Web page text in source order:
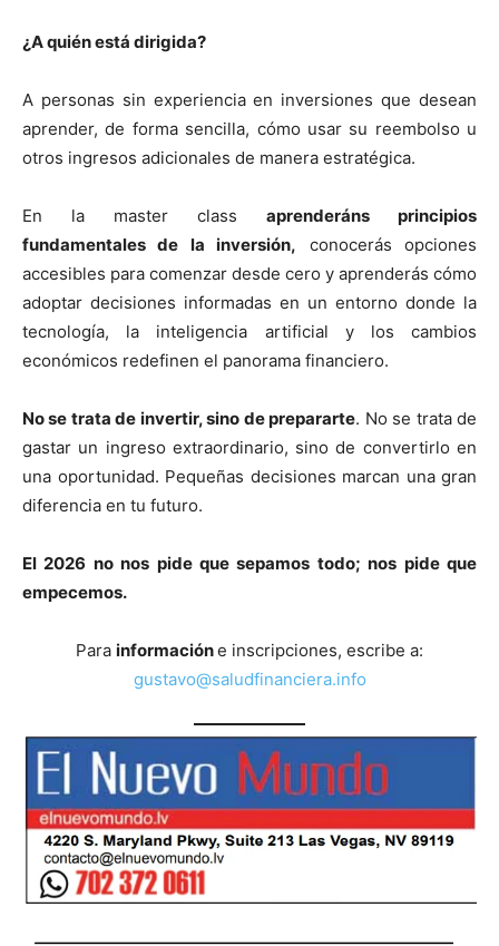
¿A quién está dirigida?
A personas sin experiencia en inversiones que desean
aprender, de forma sencilla, cómo usar su reembolso u
otros ingresos adicionales de manera estratégica.
En la master class aprenderáns principios
fundamentales de la inversión, conocerás opciones
accesibles para comenzar desde cero y aprenderás cómo
adoptar decisiones informadas en un entorno donde la
tecnología, la inteligencia artificial y los cambios
económicos redefinen el panorama financiero.
No se trata de invertir, sino de prepararte. No se trata de
gastar un ingreso extraordinario, sino de convertirlo en
una oportunidad. Pequeñas decisiones marcan una gran
diferencia en tu futuro.
El 2026 no nos pide que sepamos todo; nos pide que
empecemos.
Para informacióne inscripciones, escribe a:
gustavo@saludfinanciera.info